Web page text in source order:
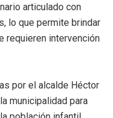
articulado con
lo que permite brindar
requieren intervención
por el alcalde Héctor
municipalidad para